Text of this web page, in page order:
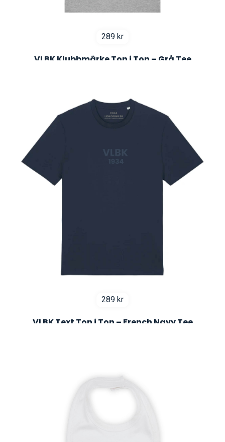
289 kr
VLBK Klubbmärke Ton i Ton – Grå Tee
289 kr
VLBK Text Ton i Ton – French Navy Tee